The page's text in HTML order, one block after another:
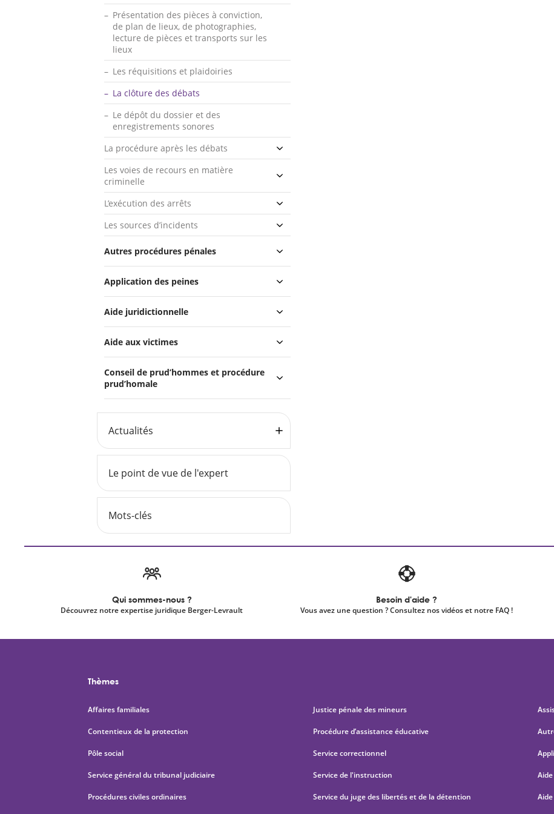
Présentation des pièces à conviction,
de plan de lieux, de photographies,
lecture de pièces et transports sur les
lieux
Les réquisitions et plaidoiries
La clôture des débats
Le dépôt du dossier et des
enregistrements sonores
La procédure après les débats
Les voies de recours en matière
criminelle
L’exécution des arrêts
Les sources d’incidents
Autres procédures pénales
Application des peines
Aide juridictionnelle
Aide aux victimes
Conseil de prud’hommes et procédure
prud’homale
Actualités
Le point de vue de l'expert
Mots-clés
Qui sommes-nous ?
Découvrez notre expertise juridique Berger-Levrault
Besoin d'aide ?
Vous avez une question ? Consultez nos vidéos et notre FAQ !
Thèmes
Affaires familiales
Contentieux de la protection
Pôle social
Service général du tribunal judiciaire
Procédures civiles ordinaires
Justice pénale des mineurs
Procédure d’assistance éducative
Service correctionnel
Service de l'instruction
Service du juge des libertés et de la détention